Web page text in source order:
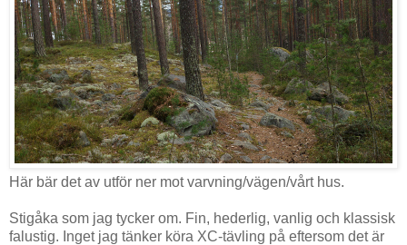
Här bär det av utför ner mot varvning/vägen/vårt hus.
Stigåka som jag tycker om. Fin, hederlig, vanlig och klassisk
falustig. Inget jag tänker köra XC-tävling på eftersom det är